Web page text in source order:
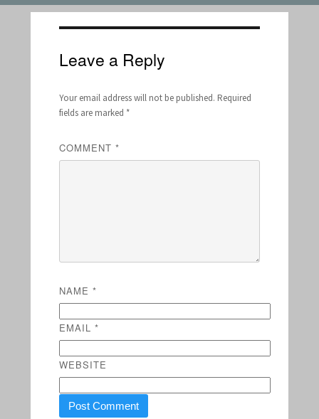
Leave a Reply
Your email address will not be published. Required
fields are marked *
COMMENT *
NAME *
EMAIL *
WEBSITE